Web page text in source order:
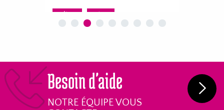
culture nature
Besoin d'aide
NOTRE ÉQUIPE VOUS